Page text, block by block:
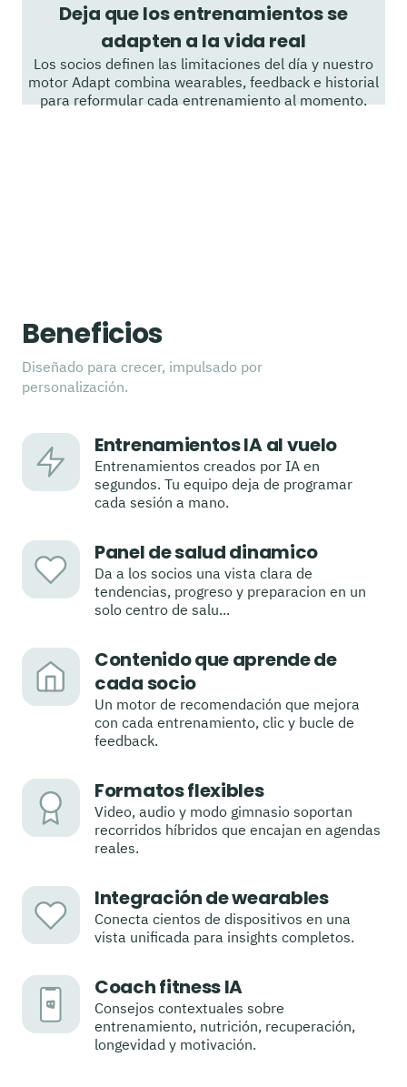
Deja que los entrenamientos se
adapten a la vida real
Los socios definen las limitaciones del día y nuestro
motor Adapt combina wearables, feedback e historial
para reformular cada entrenamiento al momento.
Beneficios
Diseñado para crecer, impulsado por
personalización.
Entrenamientos IA al vuelo
Entrenamientos creados por IA en
segundos. Tu equipo deja de programar
cada sesión a mano.
Panel de salud dinamico
Da a los socios una vista clara de
tendencias, progreso y preparacion en un
solo centro de salu...
Contenido que aprende de
cada socio
Un motor de recomendación que mejora
con cada entrenamiento, clic y bucle de
feedback.
Formatos flexibles
Video, audio y modo gimnasio soportan
recorridos híbridos que encajan en agendas
reales.
Integración de wearables
Conecta cientos de dispositivos en una
vista unificada para insights completos.
Coach fitness IA
Consejos contextuales sobre
entrenamiento, nutrición, recuperación,
longevidad y motivación.